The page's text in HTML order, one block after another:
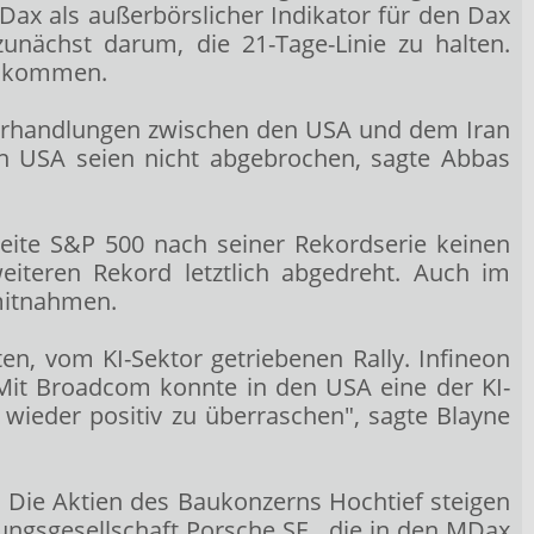
als außerbörslicher Indikator für den Dax
darum, die 21-Tage-Linie zu halten.
zwischen den USA und dem Iran
seien nicht abgebrochen, sagte Abbas
S&P 500 nach seiner Rekordserie keinen
Rekord letztlich abgedreht. Auch im
vom KI-Sektor getriebenen Rally. Infineon
Broadcom konnte in den USA eine der KI-
positiv zu überraschen", sagte Blayne
Aktien des Baukonzerns Hochtief steigen